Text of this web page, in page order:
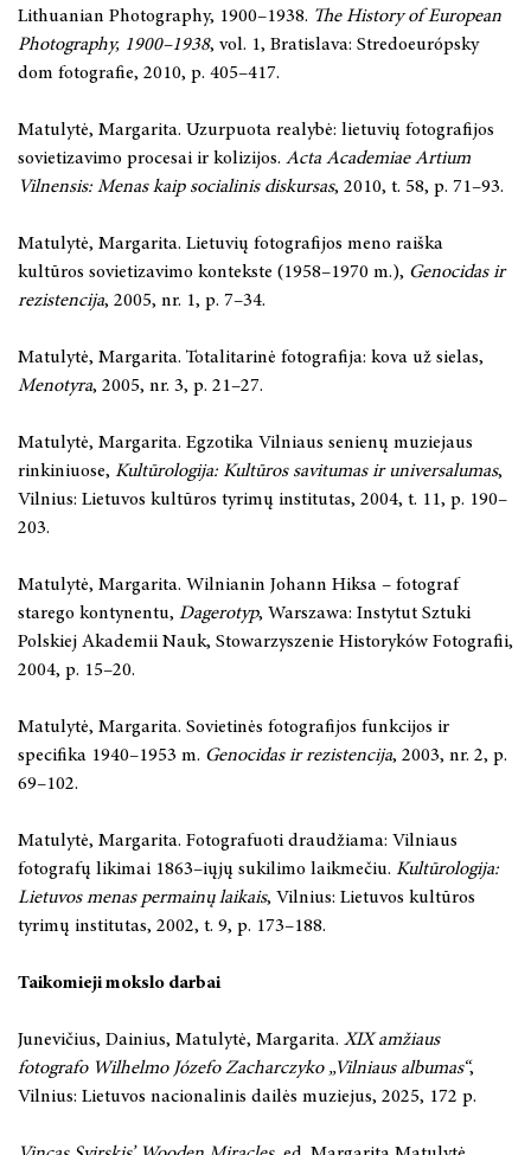
Lithuanian Photography, 1900–1938. The History of European
Photography, 1900–1938, vol. 1, Bratislava: Stredoeurópsky
dom fotografie, 2010, p. 405–417.
Matulytė, Margarita. Uzurpuota realybė: lietuvių fotografijos
sovietizavimo procesai ir kolizijos. Acta Academiae Artium
Vilnensis: Menas kaip socialinis diskursas, 2010, t. 58, p. 71–93.
Matulytė, Margarita. Lietuvių fotografijos meno raiška
kultūros sovietizavimo kontekste (1958–1970 m.), Genocidas ir
rezistencija, 2005, nr. 1, p. 7–34.
Matulytė, Margarita. Totalitarinė fotografija: kova už sielas,
Menotyra, 2005, nr. 3, p. 21–27.
Matulytė, Margarita. Egzotika Vilniaus senienų muziejaus
rinkiniuose, Kultūrologija: Kultūros savitumas ir universalumas,
Vilnius: Lietuvos kultūros tyrimų institutas, 2004, t. 11, p. 190–
203.
Matulytė, Margarita. Wilnianin Johann Hiksa – fotograf
starego kontynentu, Dagerotyp, Warszawa: Instytut Sztuki
Polskiej Akademii Nauk, Stowarzyszenie Historyków Fotografii,
2004, p. 15–20.
Matulytė, Margarita. Sovietinės fotografijos funkcijos ir
specifika 1940–1953 m. Genocidas ir rezistencija, 2003, nr. 2, p.
69–102.
Matulytė, Margarita. Fotografuoti draudžiama: Vilniaus
fotografų likimai 1863–iųjų sukilimo laikmečiu. Kultūrologija:
Lietuvos menas permainų laikais, Vilnius: Lietuvos kultūros
tyrimų institutas, 2002, t. 9, p. 173–188.
Taikomieji mokslo darbai
Junevičius, Dainius, Matulytė, Margarita. XIX amžiaus
fotografo Wilhelmo Józefo Zacharczyko „Vilniaus albumas“,
Vilnius: Lietuvos nacionalinis dailės muziejus, 2025, 172 p.